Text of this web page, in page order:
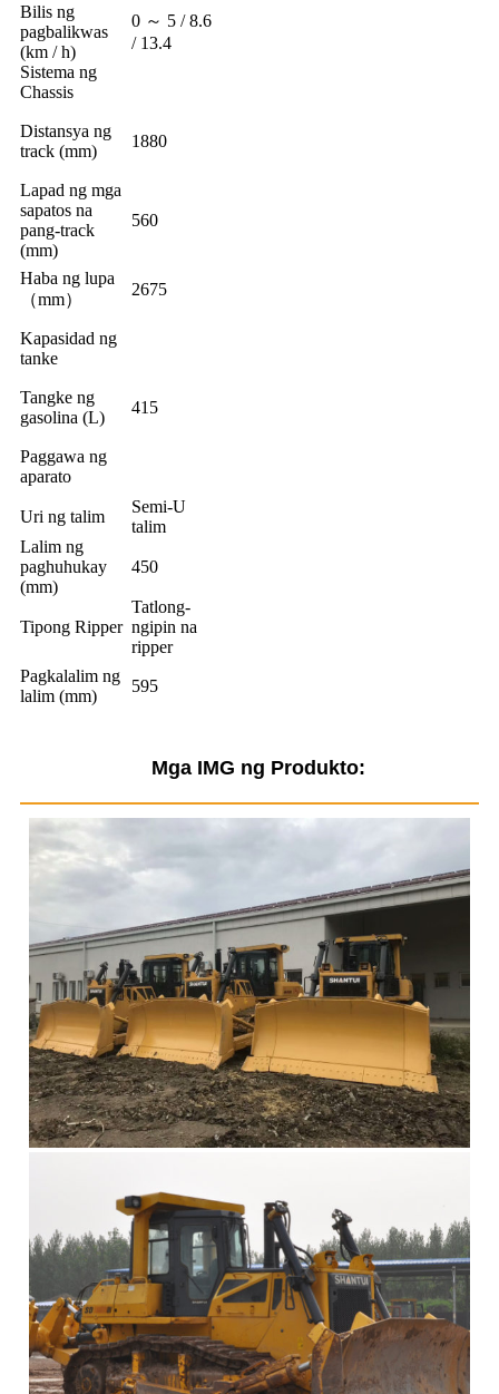
Bilis ng
pagbalikwas
(km / h)
0 ～ 5 / 8.6
/ 13.4
Sistema ng
Chassis
Distansya ng
track (mm)
1880
Lapad ng mga
sapatos na
pang-track
(mm)
560
Haba ng lupa
（mm）
2675
Kapasidad ng
tanke
Tangke ng
gasolina (L)
415
Paggawa ng
aparato
Uri ng talim
Semi-U
talim
Lalim ng
paghuhukay
(mm)
450
Tipong Ripper
Tatlong-
ngipin na
ripper
Pagkalalim ng
lalim (mm)
595
Mga IMG ng Produkto: